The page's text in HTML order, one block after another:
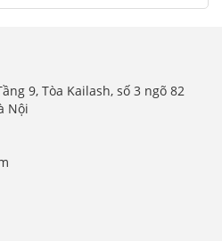
9, Tòa Kailash, số 3 ngõ 82
Nội